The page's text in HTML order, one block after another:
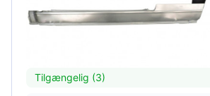
Tilgængelig (3)